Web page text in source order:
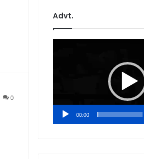
0
Advt.
00:00